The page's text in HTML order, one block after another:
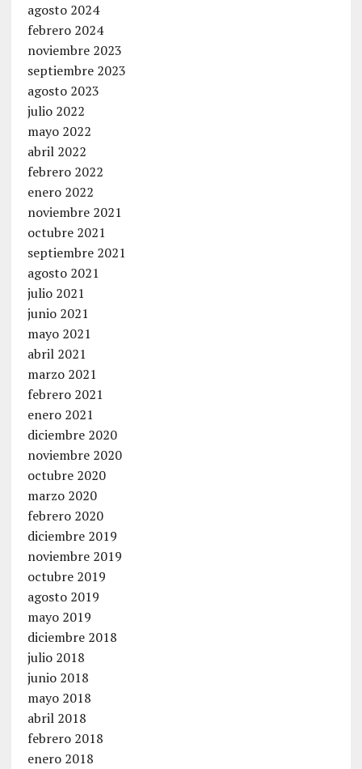
agosto 2024
febrero 2024
noviembre 2023
septiembre 2023
agosto 2023
julio 2022
mayo 2022
abril 2022
febrero 2022
enero 2022
noviembre 2021
octubre 2021
septiembre 2021
agosto 2021
julio 2021
junio 2021
mayo 2021
abril 2021
marzo 2021
febrero 2021
enero 2021
diciembre 2020
noviembre 2020
octubre 2020
marzo 2020
febrero 2020
diciembre 2019
noviembre 2019
octubre 2019
agosto 2019
mayo 2019
diciembre 2018
julio 2018
junio 2018
mayo 2018
abril 2018
febrero 2018
enero 2018